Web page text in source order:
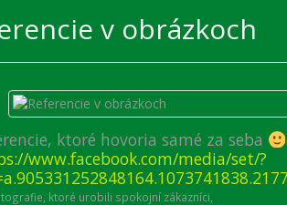
v obrázkoch
ktoré hovoria samé za seba
www.facebook.com/media/set/?
ktoré urobili spokojní zákazníci